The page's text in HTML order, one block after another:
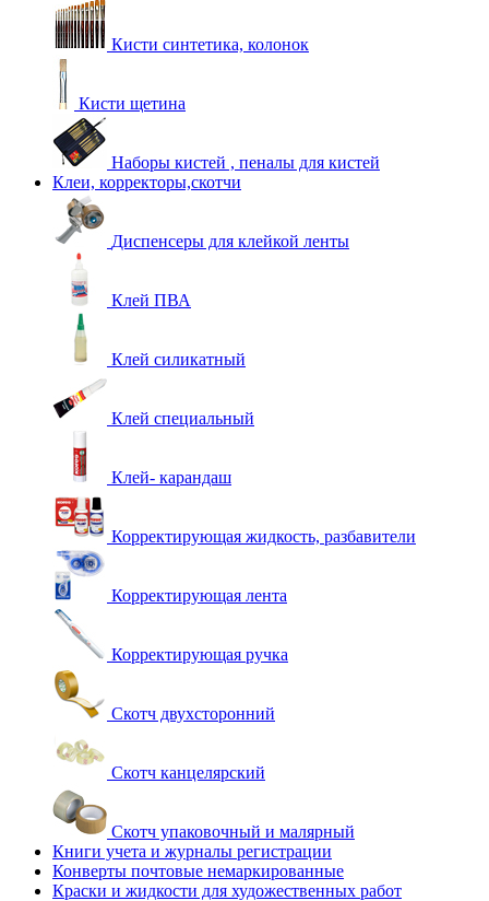
Кисти синтетика, колонок
Кисти щетина
Наборы кистей , пеналы для кистей
Клеи, корректоры,скотчи
Диспенсеры для клейкой ленты
Клей ПВА
Клей силикатный
Клей специальный
Клей- карандаш
Корректирующая жидкость, разбавители
Корректирующая лента
Корректирующая ручка
Скотч двухсторонний
Скотч канцелярский
Скотч упаковочный и малярный
Книги учета и журналы регистрации
Конверты почтовые немаркированные
Краски и жидкости для художественных работ